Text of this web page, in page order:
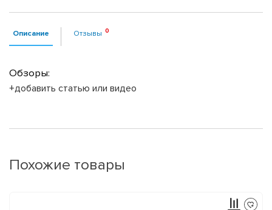
Описание Отзывы
Обзоры:
+добавить статью или видео
Похожие товары